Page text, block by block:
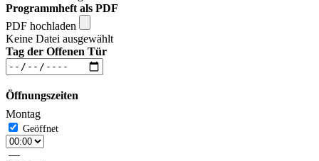
Programmheft als PDF
PDF hochladen
Keine Datei ausgewählt
Tag der Offenen Tür
Öffnungszeiten
Montag
—